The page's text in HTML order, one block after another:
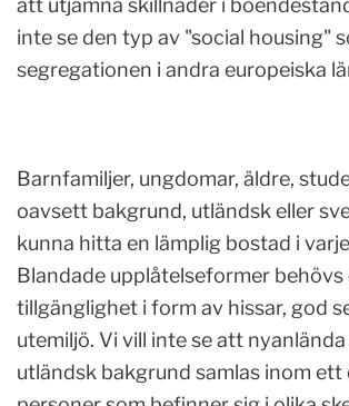
att utjämna skillnader i
inte se den typ av "social housing"
segregationen i andra europeiska
Barnfamiljer, ungdomar, äldre,
oavsett bakgrund, utländsk eller
kunna hitta en lämplig bostad i
Blandade upplåtelseformer behövs
tillgänglighet i form av hissar, god
utemiljö. Vi vill inte se att
utländsk bakgrund samlas inom ett